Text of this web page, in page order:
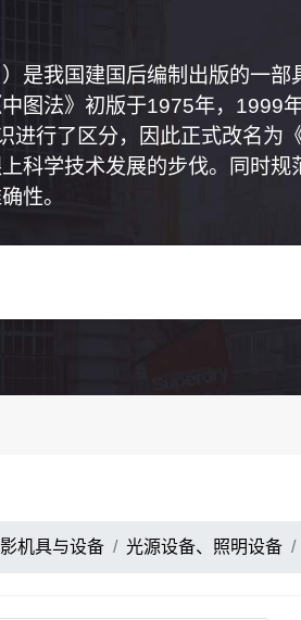
是我国建国后编制出版的一
图法》初版于1975年，1999
进行了区分，因此正式改名为
科学技术发展的步伐。同时
性。
机具与设备 光源设备、照明设备